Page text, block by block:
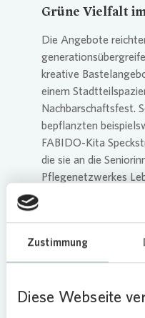
Zustimmung
Diese Webseite
Grüne Vielfalt
Die Angebote
kreative
einem
Nachbarschaftsfest.
bepflanzten
FABIDO-Kita
die sie an die
Pflegenetzwerkes
Begegnungszentrum